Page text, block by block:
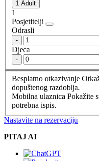
1
Posjetitelji
Odrasli
-
Djeca
-
Besplatno otkazivanje
dopuštenog razdoblja.
Mobilna ulaznica Pokažite
potrebna ispis.
Nastavite na rezervaciju
PITAJ AI